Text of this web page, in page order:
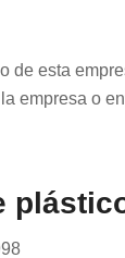
de esta
empresa o